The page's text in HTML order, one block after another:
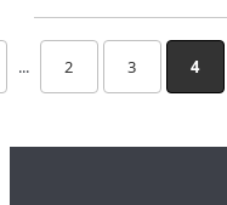
... 2 3 4